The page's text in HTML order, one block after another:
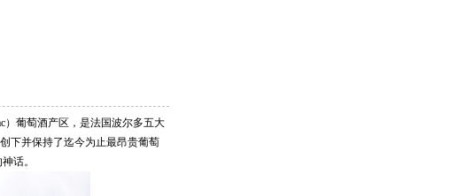
）葡萄酒产区，是法国波尔多五大
下并保持了迄今为止最昂贵葡萄
话。